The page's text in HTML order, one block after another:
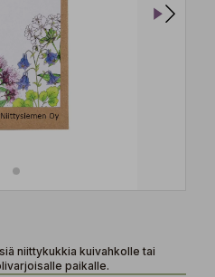
niittykukkia kuivahkolle tai
paikalle.